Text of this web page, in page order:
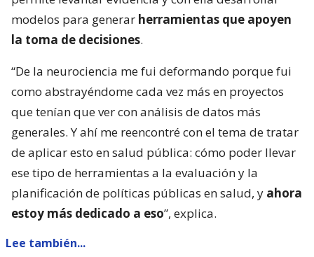
modelos para generar herramientas que apoyen
la toma de decisiones.
“De la neurociencia me fui deformando porque fui
como abstrayéndome cada vez más en proyectos
que tenían que ver con análisis de datos más
generales. Y ahí me reencontré con el tema de tratar
de aplicar esto en salud pública: cómo poder llevar
ese tipo de herramientas a la evaluación y la
planificación de políticas públicas en salud, y ahora
estoy más dedicado a eso”, explica.
Lee también...